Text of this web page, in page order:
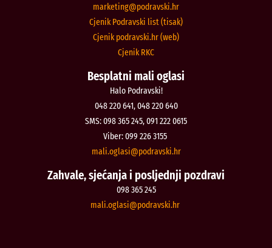
rh.iksvardop
@gnitekram
Cjenik Podravski list (tisak)
Cjenik podravski.hr (web)
Cjenik RKC
Besplatni mali oglasi
Halo Podravski!
048 220 641, 048 220 640
SMS: 098 365 245, 091 222 0615
Viber: 099 226 3155
rh.iksvardop
@isalgo.ilam
Zahvale, sjećanja i posljednji pozdravi
098 365 245
rh.iksvardop
@isalgo.ilam